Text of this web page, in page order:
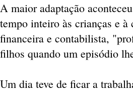
A maior adaptação
tempo inteiro às crianças e à
financeira e contabilista,
filhos quando um episódio
Um dia teve de ficar a